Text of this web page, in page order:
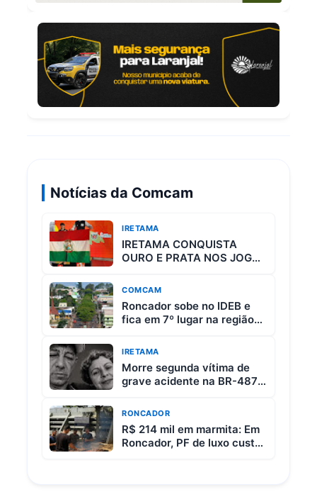
Notícias da Comcam
IRETAMA
IRETAMA CONQUISTA
OURO E PRATA NOS JOGOS
COMCAM
Roncador sobe no IDEB e
fica em 7º lugar na região
IRETAMA
Morre segunda vítima de
grave acidente na BR-487
RONCADOR
R$ 214 mil em marmita: Em
Roncador, PF de luxo custa